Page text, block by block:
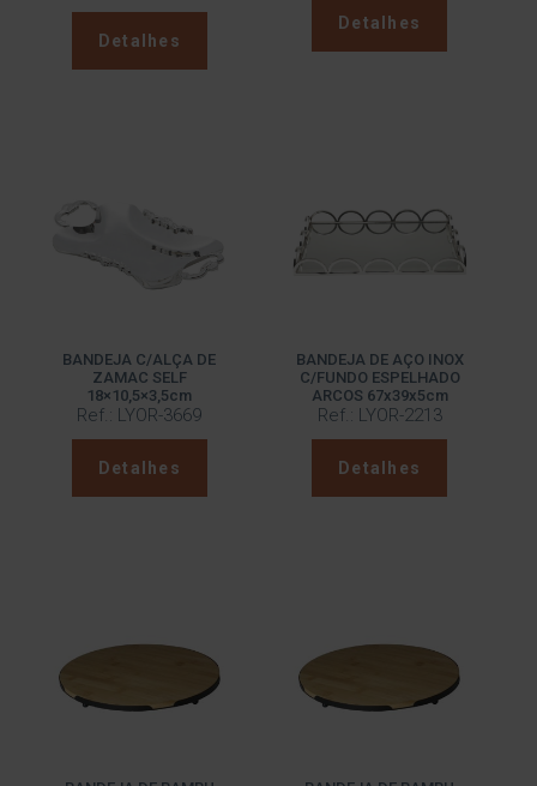
Detalhes
Detalhes
BANDEJA C/ALÇA DE
ZAMAC SELF
18×10,5×3,5cm
Ref.: LYOR-3669
Detalhes
BANDEJA DE AÇO INOX
C/FUNDO ESPELHADO
ARCOS 67x39x5cm
Ref.: LYOR-2213
Detalhes